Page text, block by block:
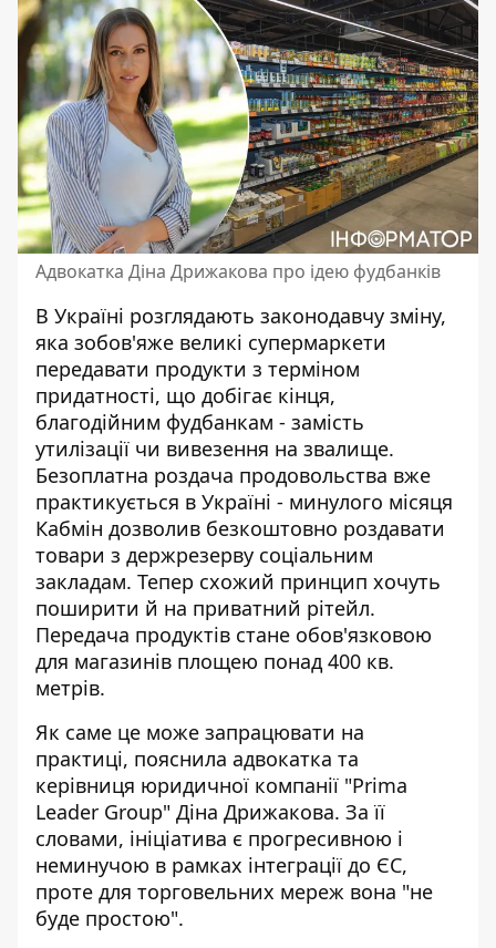
Адвокатка Діна Дрижакова про ідею фудбанків
В Україні розглядають законодавчу зміну,
яка зобов'яже великі супермаркети
передавати продукти з терміном
придатності, що добігає кінця,
благодійним фудбанкам - замість
утилізації чи вивезення на звалище.
Безоплатна роздача продовольства вже
практикується в Україні - минулого місяця
Кабмін дозволив безкоштовно роздавати
товари з держрезерву соціальним
закладам. Тепер схожий принцип хочуть
поширити й на приватний рітейл.
Передача продуктів стане обов'язковою
для магазинів площею понад 400 кв.
метрів.
Як саме це може запрацювати на
практиці, пояснила адвокатка та
керівниця юридичної компанії "Prima
Leader Group" Діна Дрижакова. За її
словами, ініціатива є прогресивною і
неминучою в рамках інтеграції до ЄС,
проте для торговельних мереж вона "не
буде простою".